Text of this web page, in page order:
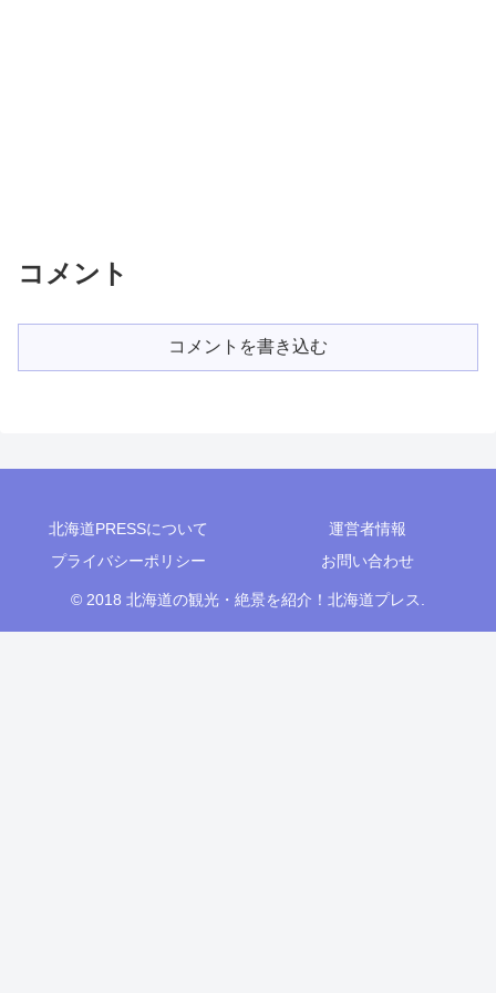
コメント
コメントを書き込む
北海道PRESSについて
運営者情報
プライバシーポリシー
お問い合わせ
© 2018 北海道の観光・絶景を紹介！北海道プレス.